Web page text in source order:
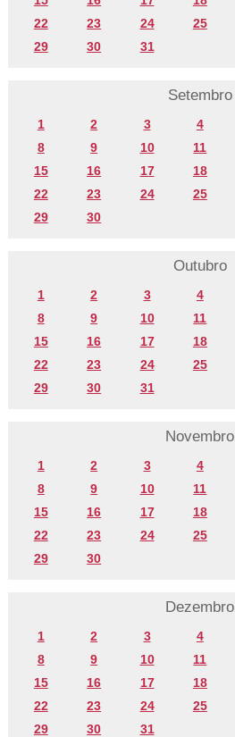
22
23 24 25
29
30 31
Setembro
1 2 3 4
8
9 10 11
15
16 17 18
22
23 24 25
29
30
Outubro
1 2 3 4
8
9 10 11
15
16 17 18
22
23 24 25
29
30 31
Novembro
1 2 3 4
8
9 10 11
15
16 17 18
22
23 24 25
29
30
Dezembro
1 2 3 4
8
9 10 11
15
16 17 18
22
23 24 25
29
30 31